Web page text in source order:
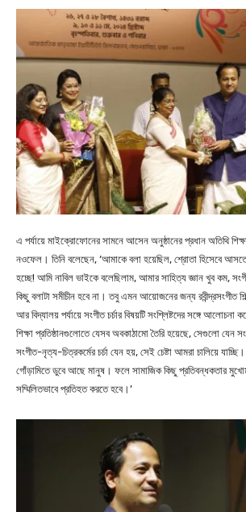
এ পর্যায়ে মাইক্রোফোনের সামনে আসেন অনুষ্ঠানের প্রধান অতিথি
নওফেল। তিনি বলেছেন, ‘আমাকে বলা হয়েছিল, শ্রোতা হিসেবে
হচ্ছে! আমি নাবিল ভাইকে বলেছিলাম, আমার সাহিত্য জ্ঞান খুব কম,
কিছু বলাটা সমীচীন হবে না। তবু এমন আয়োজনের জন্য রবীন্দ্রসংগীত
আর বিদ্যালয় পর্যায়ে সংগীত চর্চার বিষয়টি সংশ্লিষ্টদের সঙ্গে আলোচনা
শিক্ষা প্রতিষ্ঠানগুলোতে যেসব অবকাঠামো তৈরি হয়েছে, সেগুলো যেন
সংগীত-নৃত্য-চিত্রকর্মের চর্চা যেন হয়, সেই চেষ্টা আমরা চালিয়ে
গোঁড়ামিতে ডুবে আছে মানুষ। ফলে সামাজিক কিছু প্রতিবন্ধকতার
সম্মিলিতভাবে প্রতিহত করতে হবে।’